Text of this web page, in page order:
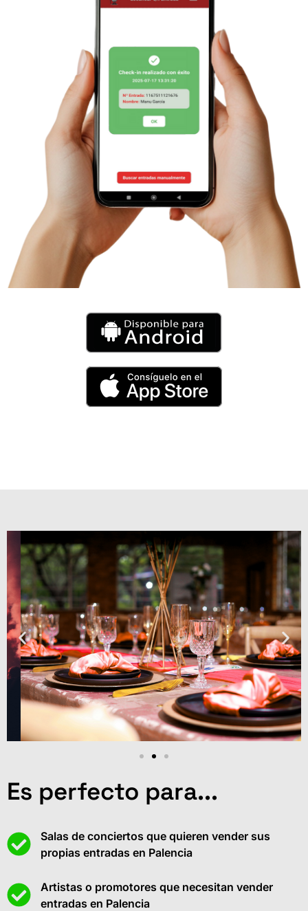
Es perfecto para...
Salas de conciertos que quieren vender sus
propias entradas en Palencia
Artistas o promotores que necesitan vender
entradas en Palencia